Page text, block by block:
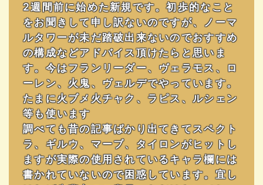
2週間前に始めた新規です。初歩的なこと
をお聞きして申し訳ないのですが、ノーマ
ルタワーが未だ踏破出来ないのでおすすめ
の構成などアドバイス頂けたらと思いま
す。今はフランリーダー、ヴェラモス、ロ
ーレン、火鬼、ヴェルデでやっています。
たまに火ブメ火チャク、ラピス、ルシェン
等も使います
調べても昔の記事ばかり出てきてスペクト
ラ、ギルウ、マーブ、タイロンがヒットし
ますが実際の使用されているキャラ欄には
書かれていないので困惑しています。宜し